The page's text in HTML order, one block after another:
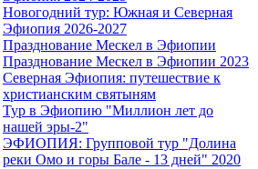
Новогодний тур: Южная и Северная
Эфиопия 2026-2027
Празднование Мескел в Эфиопии
Празднование Мескел в Эфиопии 2023
Северная Эфиопия: путешествие к
христианским святыням
Тур в Эфиопию "Миллион лет до
нашей эры-2"
ЭФИОПИЯ: Групповой тур "Долина
реки Омо и горы Бале - 13 дней" 2020